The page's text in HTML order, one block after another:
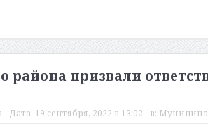
района призвали
Дата: 19 сентября, 2022 в 13:02 в: